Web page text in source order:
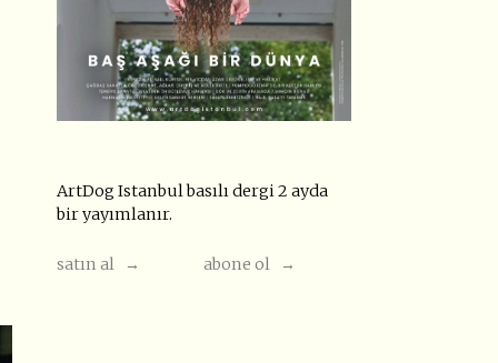
ArtDog Istanbul basılı dergi 2 ayda
bir yayımlanır.
satın al → abone ol →